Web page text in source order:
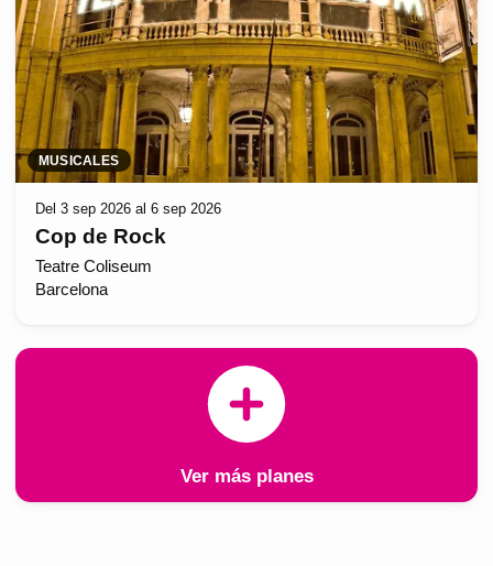
MUSICALES
Del 3 sep 2026 al 6 sep 2026
Cop de Rock
Teatre Coliseum
Barcelona
Ver más planes